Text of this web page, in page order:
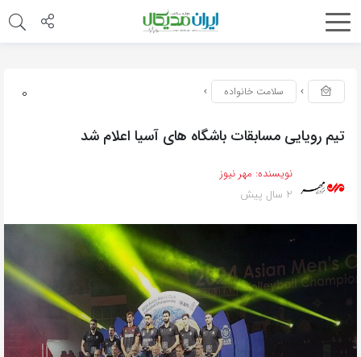
0 سلامت خانواده
تیم رویایی مسابقات باشگاه های آسیا اعلام شد
نویسنده: مهر نیوز
2 سال پیش